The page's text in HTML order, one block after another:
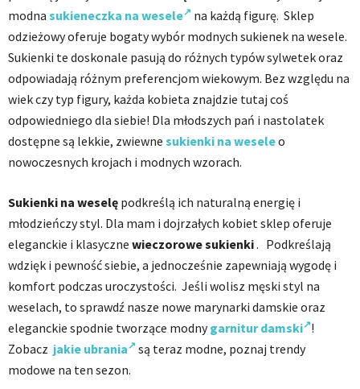
modna sukieneczka na wesele
na każdą figurę. Sklep
odzieżowy oferuje bogaty wybór modnych sukienek na wesele.
Sukienki te doskonale pasują do różnych typów sylwetek oraz
odpowiadają różnym preferencjom wiekowym. Bez względu na
wiek czy typ figury, każda kobieta znajdzie tutaj coś
odpowiedniego dla siebie! Dla młodszych pań i nastolatek
dostępne są lekkie, zwiewne sukienki na weseleo
nowoczesnych krojach i modnych wzorach.
Sukienki na weselę podkreślą ich naturalną energię i
młodzieńczy styl. Dla mam i dojrzałych kobiet sklep oferuje
eleganckie i klasyczne wieczorowe sukienki. Podkreślają
wdzięk i pewność siebie, a jednocześnie zapewniają wygodę i
komfort podczas uroczystości. Jeśli wolisz męski styl na
weselach, to sprawdź nasze nowe marynarki damskie oraz
eleganckie spodnie tworzące modnygarnitur damski !
Zobacz jakie ubrania
są teraz modne, poznaj trendy
modowe na ten sezon.